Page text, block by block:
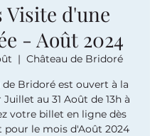
Visite d'une
- Août 2024
  |
Château de Bridoré
de Bridoré est ouvert à la
Juillet au 31 Août de 13h à
votre billet en ligne dès
pour le mois d'Août 2024